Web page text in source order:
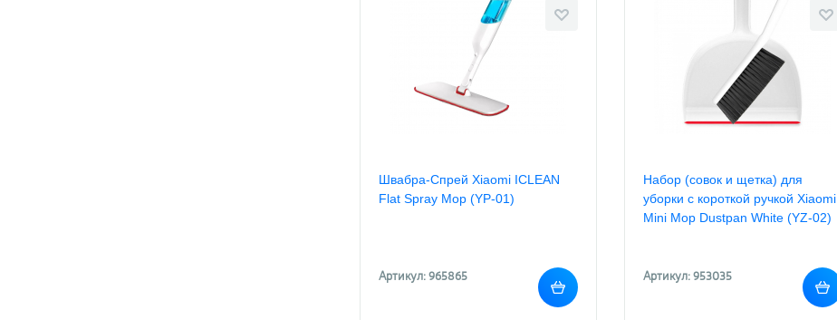
Швабра-Спрей Xiaomi ICLEAN
Flat Spray Mop (YP-01)
Артикул: 965865
Набор (совок и щетка) для
уборки с короткой ручкой Xiaomi
Mini Mop Dustpan White (YZ-02)
Артикул: 953035